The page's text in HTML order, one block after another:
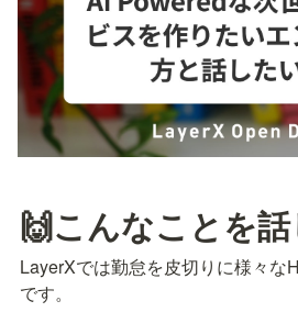
🙌こんなことを
LayerXでは勤怠を皮切りに様々な
です。